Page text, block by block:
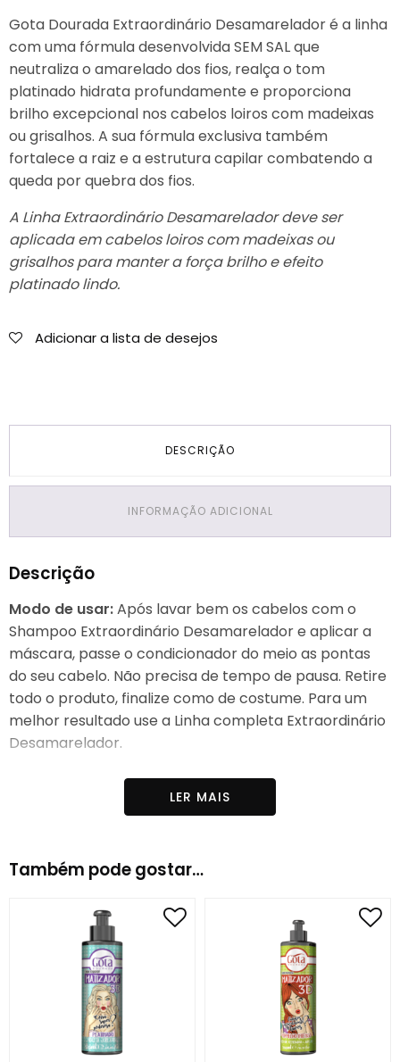
Condicionador
430ml
Gota Dourada Extraordinário Desamarelador é a linha
com uma fórmula desenvolvida SEM SAL que
neutraliza o amarelado dos fios, realça o tom
platinado hidrata profundamente e proporciona
brilho excepcional nos cabelos loiros com madeixas
ou grisalhos. A sua fórmula exclusiva também
fortalece a raiz e a estrutura capilar combatendo a
queda por quebra dos fios.
A Linha Extraordinário Desamarelador deve ser
aplicada em cabelos loiros com madeixas ou
grisalhos para manter a força brilho e efeito
platinado lindo.
Adicionar a lista de desejos
DESCRIÇÃO
INFORMAÇÃO ADICIONAL
Descrição
Modo de usar:Após lavar bem os cabelos com o
Shampoo Extraordinário Desamarelador e aplicar a
máscara, passe o condicionador do meio as pontas
do seu cabelo. Não precisa de tempo de pausa. Retire
todo o produto, finalize como de costume. Para um
melhor resultado use a Linha completa Extraordinário
Desamarelador.
Cabelos fracos, ressecados e loiros ou
LER MAIS
Também pode gostar…